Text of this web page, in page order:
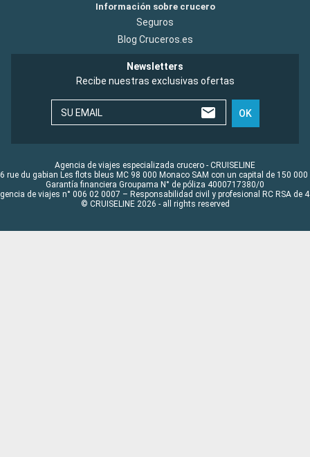
Información sobre crucero
Seguros
Blog Cruceros.es
Newsletters
Recibe nuestras exclusivas ofertas
SU EMAIL OK
Agencia de viajes especializada crucero - CRUISELINE
rue du gabian Les flots bleus MC 98 000 Monaco SAM con un capital de 150 000
Garantía financiera Groupama N° de póliza 4000717380/0
de viajes n° 006 02 0007 – Responsabilidad civil y profesional RC RSA de
© CRUISELINE 2026 - all rights reserved